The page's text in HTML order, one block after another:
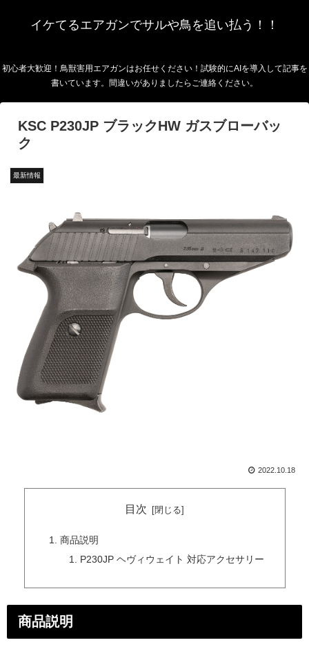
イケてるエアガンでサルや鳥を追い払う！！
初心者大歓迎！鳥獣害用エアガンはお任せください！試験的にAIを導入して記事を
書いています。間違いがありましたらご連絡ください。
KSC P230JP ブラックHW ガスブローバッ
ク
最新情報
2022.10.18
目次
商品説明
P230JP ヘヴィウェイト 対応アクセサリー
商品説明